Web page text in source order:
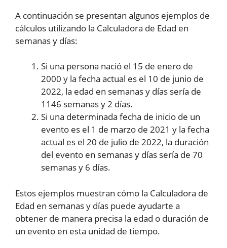
A continuación se presentan algunos ejemplos de
cálculos utilizando la Calculadora de Edad en
semanas y días:
Si una persona nació el 15 de enero de
2000 y la fecha actual es el 10 de junio de
2022, la edad en semanas y días sería de
1146 semanas y 2 días.
Si una determinada fecha de inicio de un
evento es el 1 de marzo de 2021 y la fecha
actual es el 20 de julio de 2022, la duración
del evento en semanas y días sería de 70
semanas y 6 días.
Estos ejemplos muestran cómo la Calculadora de
Edad en semanas y días puede ayudarte a
obtener de manera precisa la edad o duración de
un evento en esta unidad de tiempo.